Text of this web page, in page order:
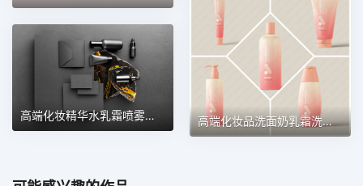
高端化妆精华水乳霜喷雾瓶子品牌包装样机 第80期 高端化妆品洗面奶乳霜洗发膏精华瓶子样机 第74期